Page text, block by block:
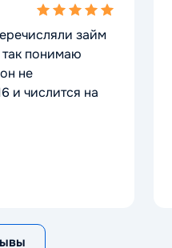
5,0
rating займ
так понимаю
не
и числится на